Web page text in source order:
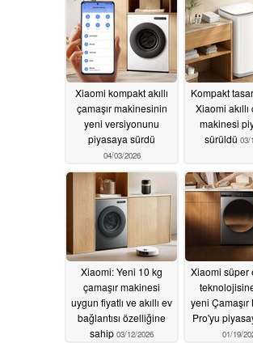
Xiaomi kompakt akıllı
çamaşır makinesinin
yeni versiyonunu
piyasaya sürdü
04/03/2026
Kompakt
Xiaomi akıllı
makinesi
sürüldü 03/
Xiaomi: Yeni 10 kg
çamaşır makinesi
uygun fiyatlı ve akıllı ev
bağlantısı özelliğine
sahip 03/12/2026
Xiaomi süper
yeni Çamaşır
Pro'yu
01/19/